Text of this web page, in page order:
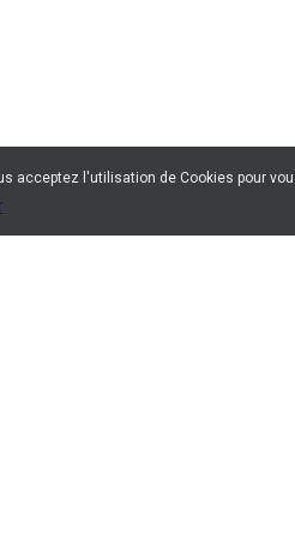
acceptez l'utilisation de Cookies pour